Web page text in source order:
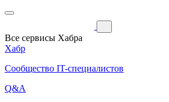
Все сервисы Хабра
Хабр
Сообщество IT-специалистов
Q&A